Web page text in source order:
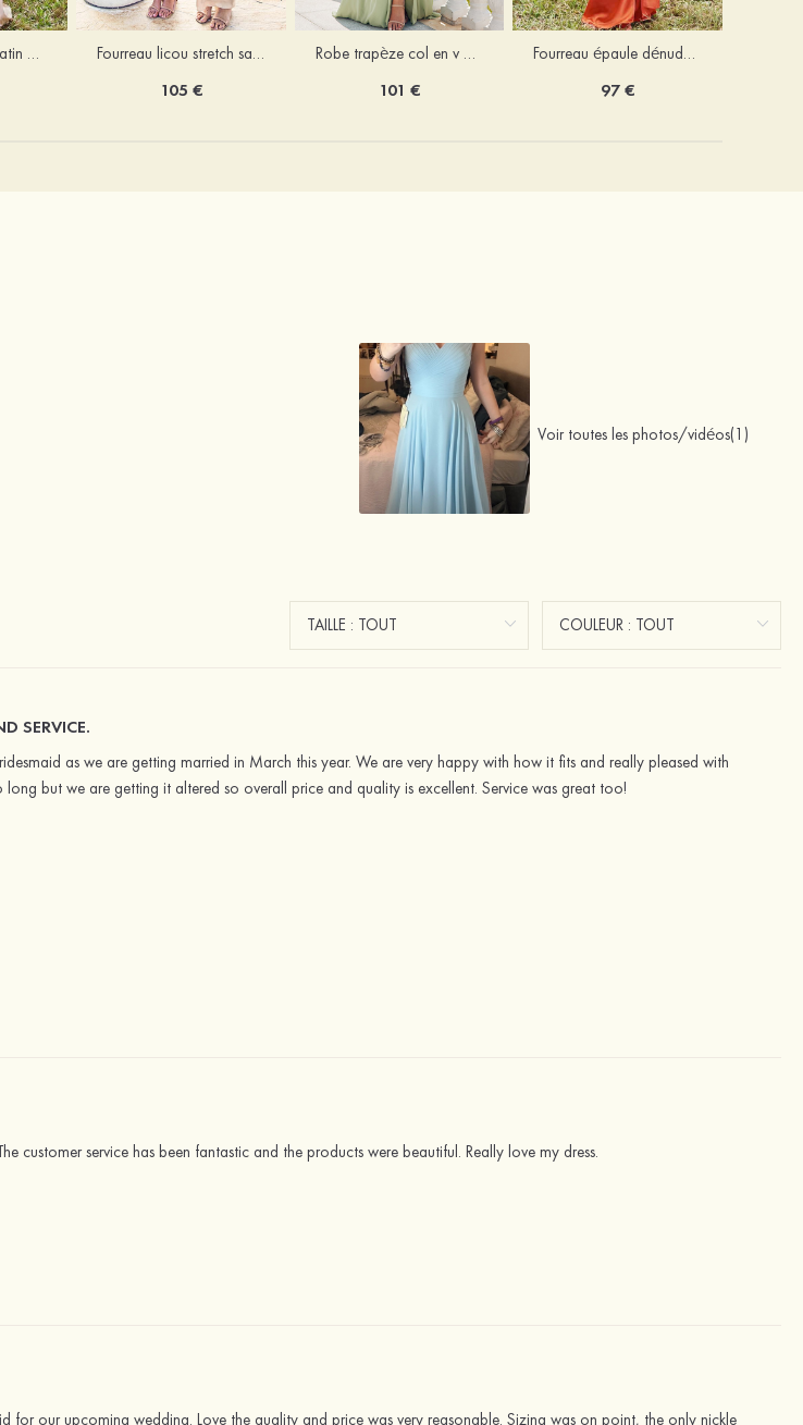
Fourreau col en v satin extensible ras du sol robe de demoiselle d'honneur Fourreau licou stretch satin longueur cheville robe de demoiselle d'honneur
105 €
Robe trapèze col en v mousseline ras du sol robe de demoiselle d'honneur
101 €
Fourreau épaule dénudée satin extensible ras du sol robe de demoiselle d'honneur
97 €
Voir toutes les photos/vidéos(1)
SERVICE.
as we are getting married in March this year. We are very happy with how it fits and really pleased with
but we are getting it altered so overall price and quality is excellent. Service was great too!
customer service has been fantastic and the products were beautiful. Really love my dress.
for our upcoming wedding. Love the quality and price was very reasonable. Sizing was on point, the only nickle